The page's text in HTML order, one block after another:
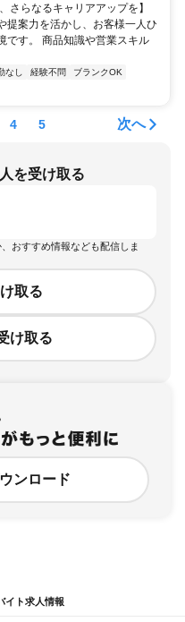
さらなるキャリアアップを】
提案力を活かし、お客様一人ひ
です。 商品知識や営業スキル
なし 経験不問
ブランクOK
4 5 次へ
を受け取る
おすすめ情報なども配信しま
取る
け取る
ンロード
イト求人情報